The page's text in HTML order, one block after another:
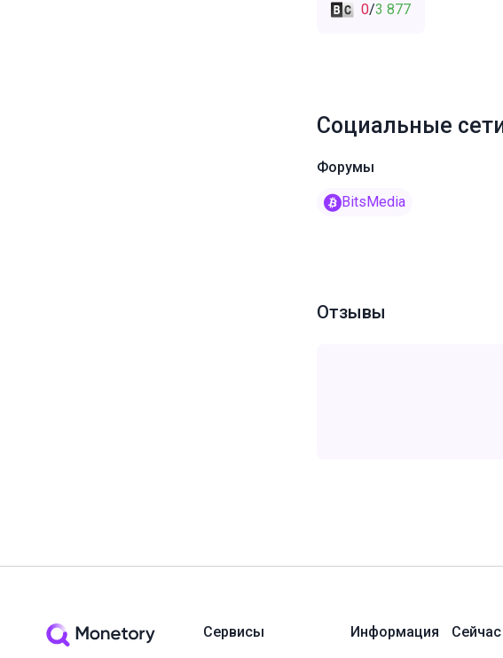
0/3 877
Социальные
Форумы
BitsMedia
Отзывы
Сервисы Информация